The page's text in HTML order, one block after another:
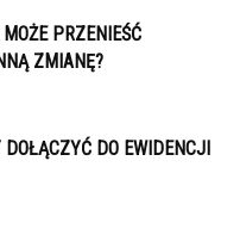
PRZENIEŚĆ
ZMIANĘ?
DO EWIDENCJI